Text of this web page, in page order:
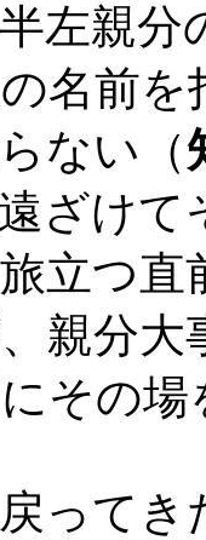
左親
名前
ない（
ざけ
立つ
親分
その場
って